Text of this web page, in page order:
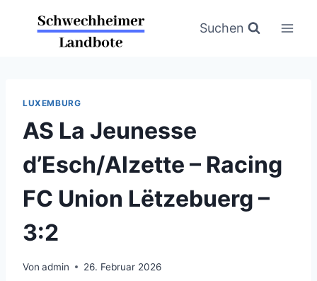
Suchen
LUXEMBURG
AS La Jeunesse
d’Esch/Alzette – Racing
FC Union Lëtzebuerg –
3:2
Von admin 26. Februar 2026